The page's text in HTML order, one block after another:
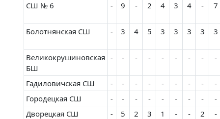
СШ № 6 - 9 - 2 4 3 4 - 7
Болотнянская СШ - 3 4 5 3 3 3 3 3
Великокрушиновская
БШ
- - - - - - - - -
Гадиловичская СШ - - - - - - - -
-
Городецкая СШ
- - - - - - - -
-
Дворецкая СШ
- 5 2 3 1 - - 2 -